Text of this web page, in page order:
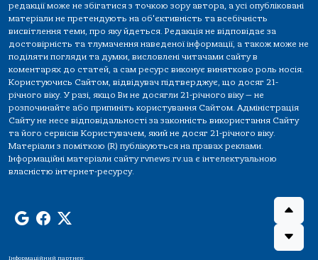
редакції може не збігатися з точкою зору автора, а усі опубліковані
матеріали не претендують на об'єктивність та всебічність
висвітлення теми, про яку йдеться. Редакція не відповідає за
достовірність та тлумачення наведеної інформації, а також може не
поділяти погляди та думки, висловлені читачами сайту в
коментарях до статей, а сам ресурс виконує винятково роль носія.
Користуючись Сайтом, відвідувач підтверджує, що досяг 21-
річного віку. У разі, якщо Ви не досягли 21-річного віку — не
розпочинайте або припиніть користування Сайтом. Адміністрація
Сайту не несе відповідальності за законність використання Сайту
та його сервісів Користувачем, який не досяг 21-річного віку.
Матеріали з поміткою (R) публікуються на правах реклами.
Інформаційні матеріали сайту rvnews.rv.ua є інтелектуальною
власністю інтернет-ресурсу.
Інформаційний партнер: